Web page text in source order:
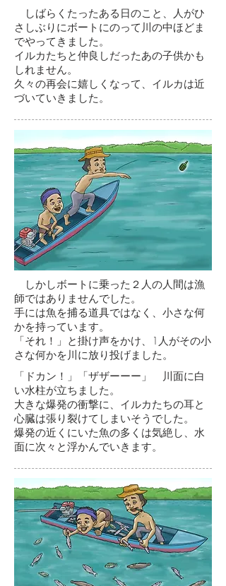
しばらくたったある日のこと、人がひ
さしぶりにボートにのって川の中ほどま
でやってきました。
イルカたちと仲良しだったあの子供かも
しれません。
久々の再会に嬉しくなって、イルカは近
づいていきました。
しかしボートに乗った２人の人間は漁
師ではありませんでした。
手には魚を捕る道具ではなく、小さな何
かを持っています。
「それ！」と掛け声をかけ、1人がその小
さな何かを川に放り投げました。
「ドカン！」「ザザーーー」 川面に白
い水柱が立ちました。
大きな爆発の衝撃に、イルカたちの耳と
心臓は張り裂けてしまいそうでした。
爆発の近くにいた魚の多くは気絶し、水
面に次々と浮かんでいきます。